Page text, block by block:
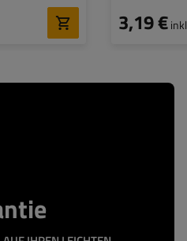
3,19 €